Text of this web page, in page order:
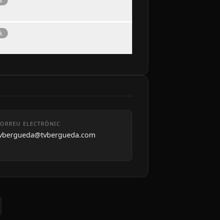
ELECTRÒNIC